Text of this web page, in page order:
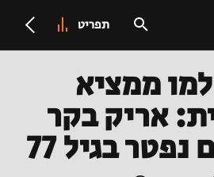
תפריט
ממציא
אריק בקר
בגיל 77